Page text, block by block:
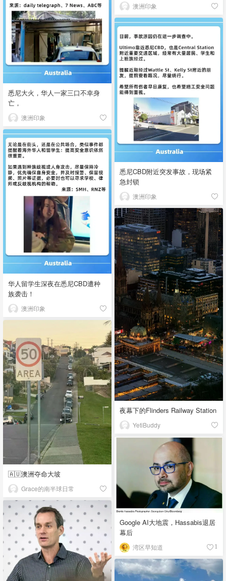
澳洲印象
悉尼大火，华人一家三口不幸身
亡，
澳洲印象
悉尼CBD附近突发事故，现场紧
急封锁
澳洲印象
华人留学生深夜在悉尼CBD遭种
族袭击！
澳洲印象
夜幕下的Flinders Railway Station
YetiBuddy
🇦🇺澳洲夺命大坡
Grace的南半球日常
Google AI大地震，Hassabis退居
幕后
湾区早知道 1